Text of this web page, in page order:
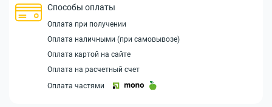
Способы оплаты
Оплата при получении
Оплата наличными (при самовывозе)
Оплата картой на сайте
Оплата на расчетный счет
Оплата частями